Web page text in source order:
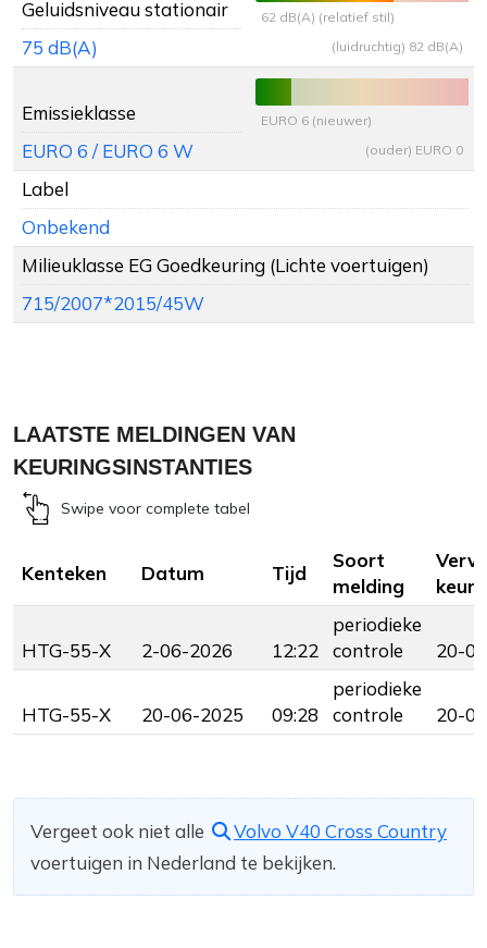
Geluidsniveau stationair
75 dB(A)
62 dB(A) (relatief stil)
(luidruchtig) 82 dB(A)
Emissieklasse
EURO 6 / EURO 6 W
EURO 6 (nieuwer)
(ouder) EURO 0
Label
Onbekend
Milieuklasse EG Goedkeuring (Lichte voertuigen)
715/2007*2015/45W
LAATSTE MELDINGEN VAN
KEURINGSINSTANTIES
Swipe voor complete tabel
Kenteken Datum Tijd
Soort
melding
HTG-55-X 2-06-2026 12:22
periodieke
controle
20-
HTG-55-X 20-06-2025 09:28
periodieke
controle
20-
Vergeet ook niet alle
Volvo V40 Cross Country
voertuigen in Nederland te bekijken.